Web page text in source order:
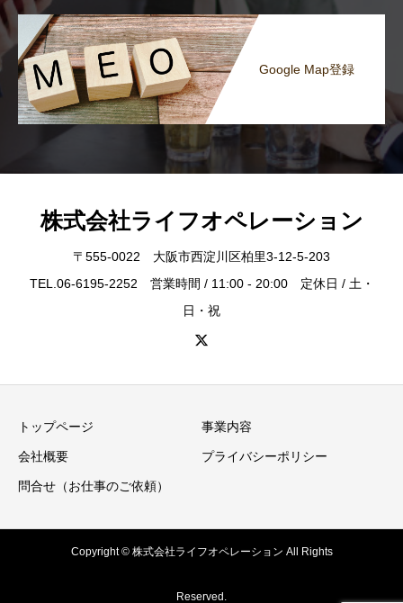
Google Map登録
株式会社ライフオペレーション
〒555-0022 大阪市西淀川区柏里3-12-5-203
TEL.06-6195-2252 営業時間 / 11:00 - 20:00 定休日 / 土・
日・祝
トップページ 事業内容
会社概要 プライバシーポリシー
問合せ（お仕事のご依頼）
Copyright © 株式会社ライフオペレーション All Rights
Reserved.